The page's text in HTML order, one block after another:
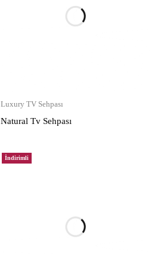
Luxury TV Sehpası
Natural Tv Sehpası
İndirimli